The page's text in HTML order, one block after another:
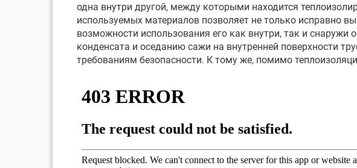
одна внутри другой, между которыми находится
используемых материалов позволяет не только исправно
возможности использования его как внутри, так и
конденсата и оседанию сажи на внутренней поверхности
требованиям безопасности. К тому же, помимо